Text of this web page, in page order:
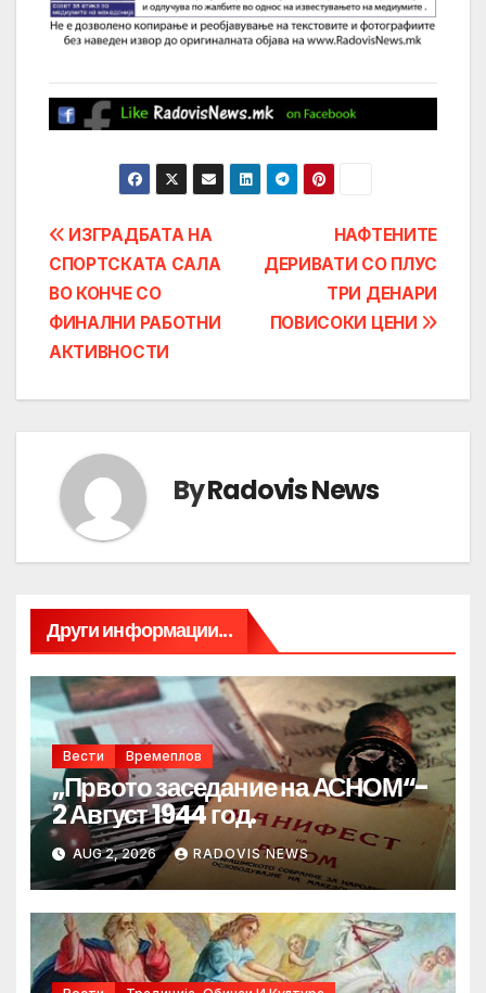
Post
navigation
НАФТЕНИТЕ
ДЕРИВАТИ СО ПЛУС
ТРИ ДЕНАРИ
ПОВИСОКИ ЦЕНИ
ИЗГРАДБАТА НА
СПОРТСКАТА САЛА
ВО КОНЧЕ СО
ФИНАЛНИ РАБОТНИ
АКТИВНОСТИ
ByRadovis News
Други информации...
Вести Времеплов
„Првото заседание на АСНОМ“-
2 Август 1944 год.
AUG 2, 2026 RADOVIS NEWS